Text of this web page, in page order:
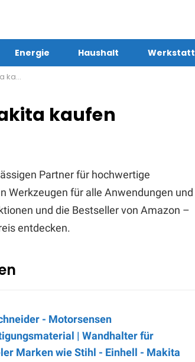
Energie Haushalt Werkstatt
kaufen
Partner für hochwertige
Werkzeugen für alle Anwendungen und
und die Bestseller von Amazon –
entdecken.
- Motorsensen
| Wandhalter für
Marken wie Stihl - Einhell - Makita